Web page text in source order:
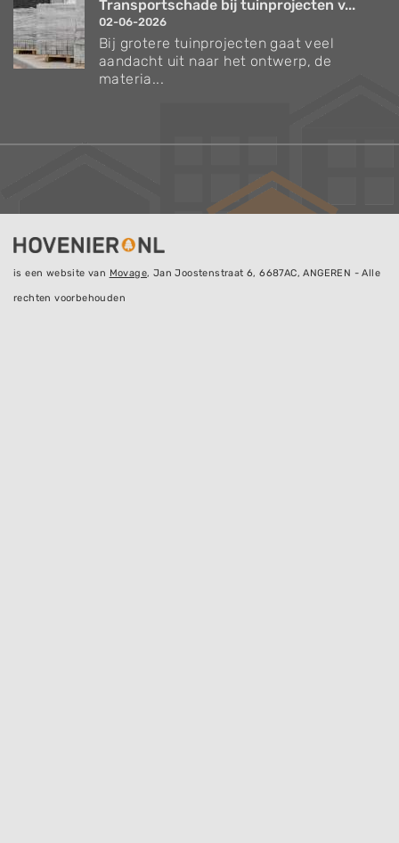
Transportschade bij tuinprojecten v...
02-06-2026
Bij grotere tuinprojecten gaat veel
aandacht uit naar het ontwerp, de
materia...
is een website van Movage, Jan Joostenstraat 6, 6687AC, ANGEREN - Alle
rechten voorbehouden